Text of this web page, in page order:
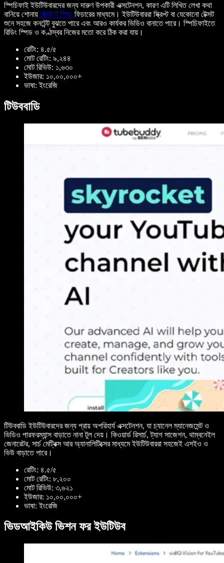
স্পিচিফাই ইউটিউবারদের জন্য দারুণ উপকারী এক্সটেনশন, কারণ এটি লিখিত লেখা কথা
বানিয়ে শোনায় টেক্সট টু স্পিচ ফিচারের মাধ্যমে। ইউটিউবাররা স্ক্রিপ্ট বা যেকোনো টেক্সট
শুনে সহজে কনটেন্ট বুঝতে পারে এবং আরও কার্যকর ভিডিও বানাতে পারে। স্পিচিফাইতে
রিডিং স্পিড ও কণ্ঠস্বর নিজের মতো করে ঠিক করা যায়।
রেটিং: ৪.৫/৫
মোট রেটিং: ৯,২৪৪
মোট রিভিউ: ১,৬৩০
ইউজার: ১০,০০,০০০+
ভাষা: ইংরেজি
টিউববাডি
টিউববাডি ইউটিউবারদের জন্য প্রায় অপরিহার্য এক্সটেনশন, যা চ্যানেল ম্যানেজমেন্ট ও
ভিডিও পারফরম্যান্স বাড়াতে নানা টুল দেয়। কিওয়ার্ড রিসার্চ, ট্যাগ সাজেশন, থাম্বনেইল
জেনারেটর, সার্চ মেট্রিক্স আর অ্যানালিটিক্সের মাধ্যমে ইউটিউবাররা সহজেই এসইও ও
ভিউ বাড়াতে পারে।
রেটিং: ৪.৫/৫
মোট রেটিং: ৮,২০০
মোট রিভিউ: ৩,৬২১
ইউজার: ১০,০০,০০০+
ভাষা: ইংরেজি
ভিডআইকিউ ভিশন ফর ইউটিউব